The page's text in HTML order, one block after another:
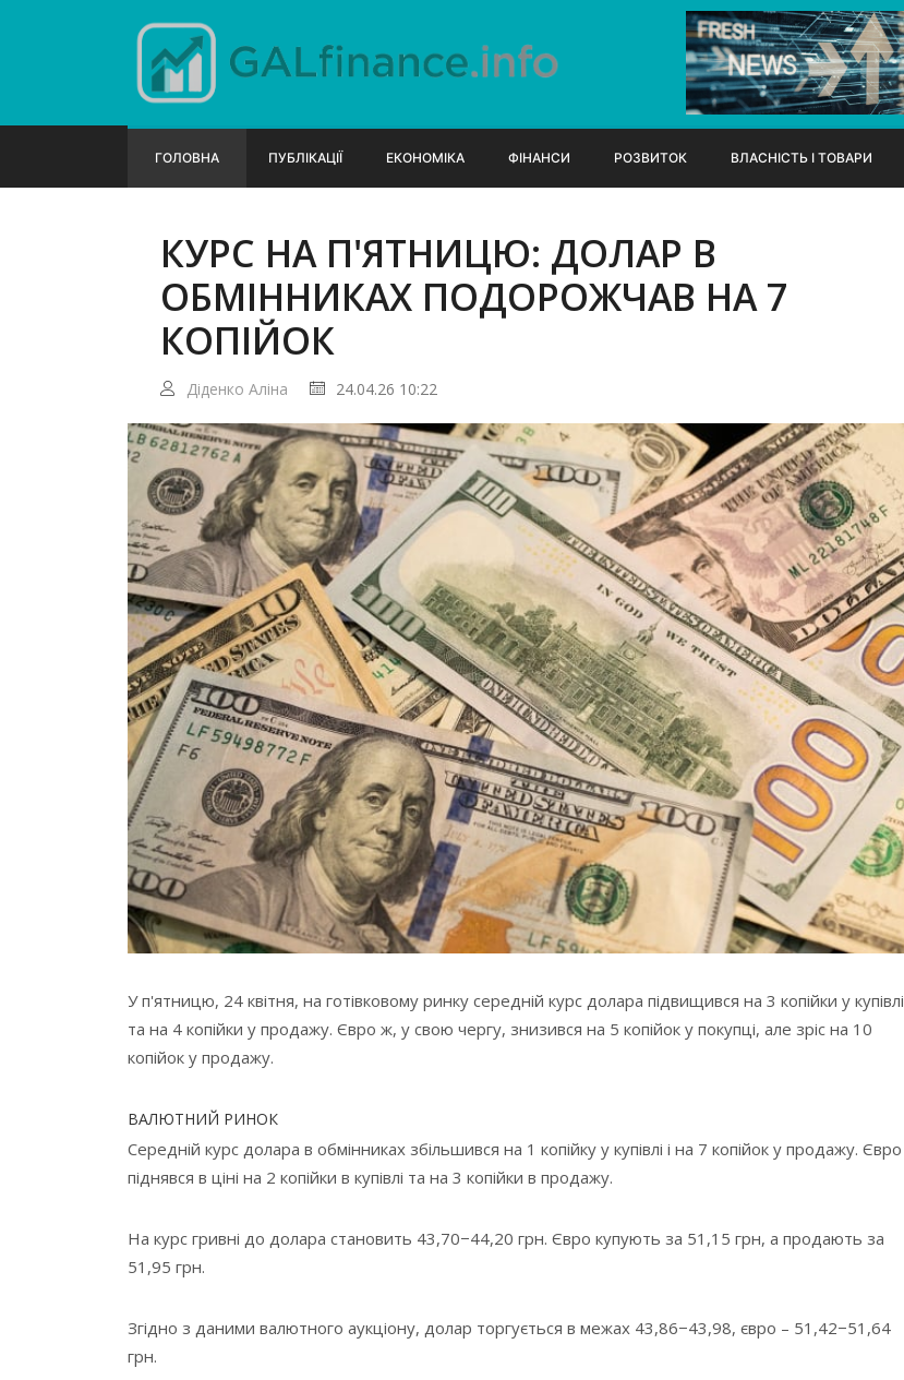
ГОЛОВНА ПУБЛІКАЦІЇ ЕКОНОМІКА ФІНАНСИ РОЗВИТОК ВЛАСНІСТЬ І ТОВАРИ
КУРС НА П'ЯТНИЦЮ: ДОЛАР В
ОБМІННИКАХ ПОДОРОЖЧАВ НА 7
КОПІЙОК
Діденко Аліна 24.04.26 10:22
У п'ятницю, 24 квітня, на готівковому ринку середній курс долара підвищився на 3 копійки у купівлі
та на 4 копійки у продажу. Євро ж, у свою чергу, знизився на 5 копійок у покупці, але зріс на 10
копійок у продажу.
ВАЛЮТНИЙ РИНОК
Середній курс долара в обмінниках збільшився на 1 копійку у купівлі і на 7 копійок у продажу. Євро
піднявся в ціні на 2 копійки в купівлі та на 3 копійки в продажу.
На курс гривні до долара становить 43,70−44,20 грн. Євро купують за 51,15 грн, а продають за
51,95 грн.
Згідно з даними валютного аукціону, долар торгується в межах 43,86−43,98, євро – 51,42−51,64
грн.